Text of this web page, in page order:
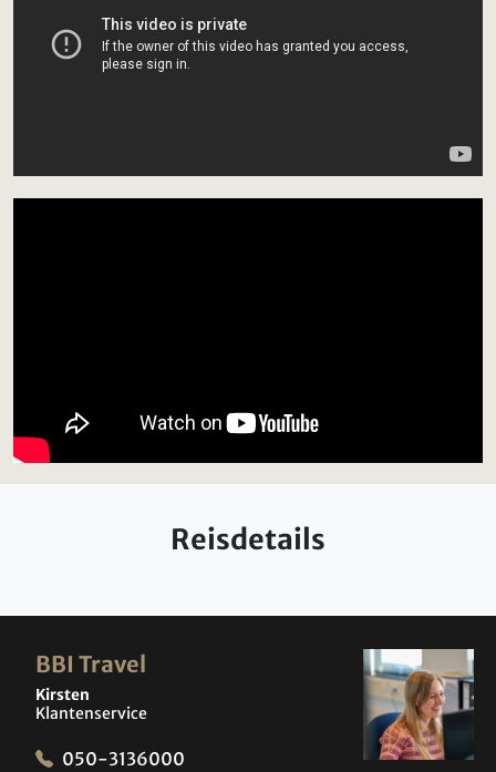
Reisdetails
BBI Travel
Kirsten
Klantenservice
050-3136000